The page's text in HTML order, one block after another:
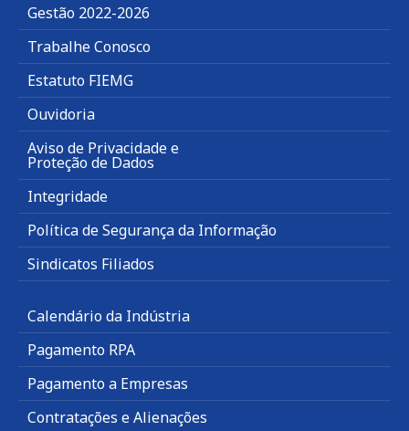
Gestão 2022-2026
Trabalhe Conosco
Estatuto FIEMG
Ouvidoria
Aviso de Privacidade e
Proteção de Dados
Integridade
Política de Segurança da Informação
Sindicatos Filiados
Calendário da Indústria
Pagamento RPA
Pagamento a Empresas
Contratações e Alienações